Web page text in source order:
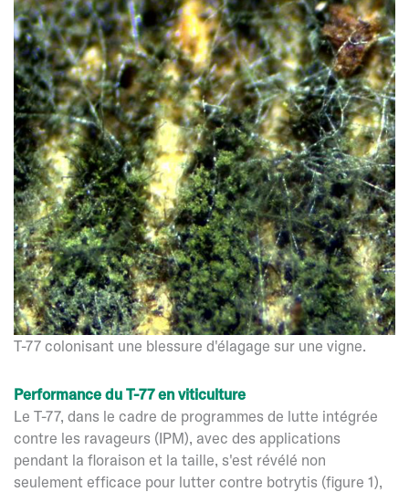
T-77 colonisant une blessure d'élagage sur une vigne.
Performance du T-77 en viticulture
Le T-77, dans le cadre de programmes de lutte intégrée
contre les ravageurs (IPM), avec des applications
pendant la floraison et la taille, s'est révélé non
seulement efficace pour lutter contre botrytis (figure 1),